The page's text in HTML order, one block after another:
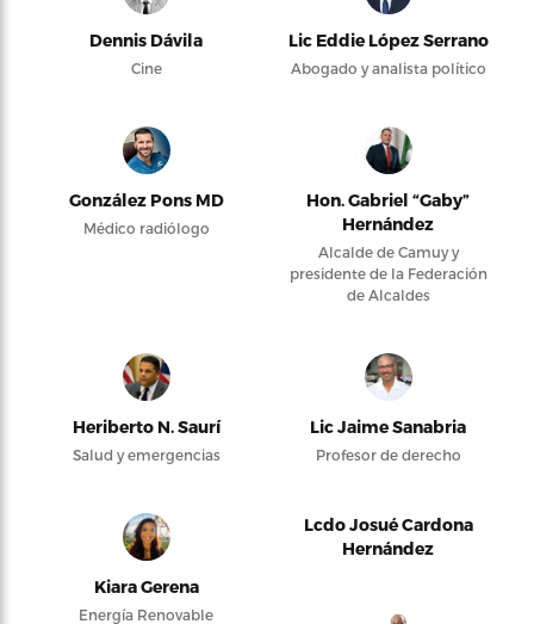
Dennis Dávila
Cine
Lic Eddie López Serrano
Abogado y analista político
González Pons MD
Médico radiólogo
Hon. Gabriel “Gaby”
Hernández
Alcalde de Camuy y
presidente de la Federación
de Alcaldes
Heriberto N. Saurí
Salud y emergencias
Lic Jaime Sanabria
Profesor de derecho
Kiara Gerena
Energía Renovable
Lcdo Josué Cardona
Hernández